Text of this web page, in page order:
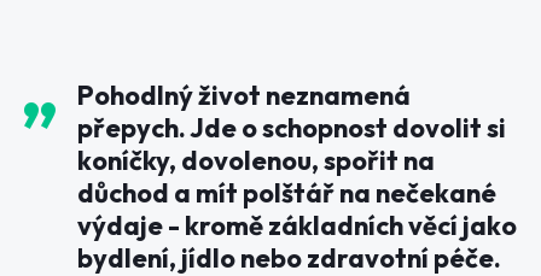
Pohodlný život neznamená
přepych. Jde o schopnost dovolit si
koníčky, dovolenou, spořit na
důchod a mít polštář na nečekané
výdaje - kromě základních věcí jako
bydlení, jídlo nebo zdravotní péče.